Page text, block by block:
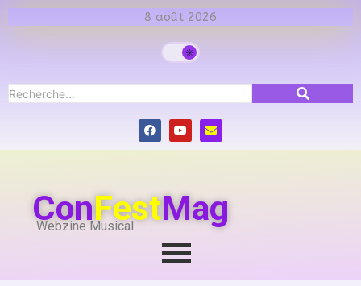
8 août 2026
ConFestMag
Webzine Musical